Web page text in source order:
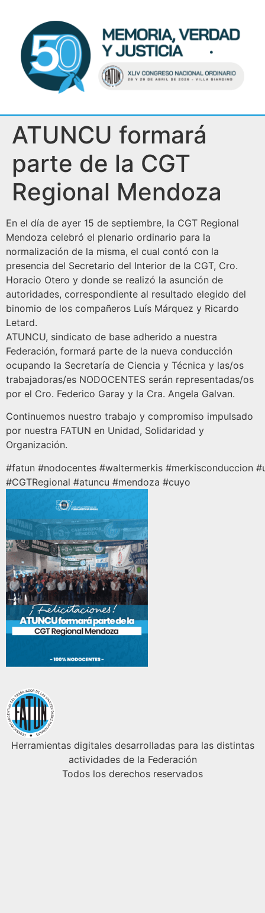
ATUNCU formará
parte de la CGT
Regional Mendoza
En el día de ayer 15 de septiembre, la CGT Regional
Mendoza celebró el plenario ordinario para la
normalización de la misma, el cual contó con la
presencia del Secretario del Interior de la CGT, Cro.
Horacio Otero y donde se realizó la asunción de
autoridades, correspondiente al resultado elegido del
binomio de los compañeros Luís Márquez y Ricardo
Letard.
ATUNCU, sindicato de base adherido a nuestra
Federación, formará parte de la nueva conducción
ocupando la Secretaría de Ciencia y Técnica y las/os
trabajadoras/es NODOCENTES serán representadas/os
por el Cro. Federico Garay y la Cra. Angela Galvan.
Continuemos nuestro trabajo y compromiso impulsado
por nuestra FATUN en Unidad, Solidaridad y
Organización.
#fatun #nodocentes #waltermerkis #merkisconduccion
#CGTRegional #atuncu #mendoza #cuyo
Herramientas digitales desarrolladas para las distintas
actividades de la Federación
Todos los derechos reservados